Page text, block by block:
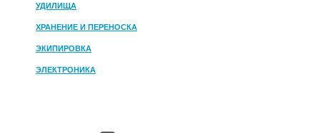
УДИЛИЩА
ХРАНЕНИЕ И ПЕРЕНОСКА
ЭКИПИРОВКА
ЭЛЕКТРОНИКА